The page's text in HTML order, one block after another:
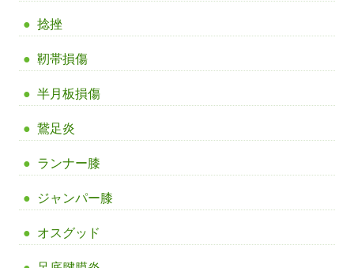
捻挫
靭帯損傷
半月板損傷
鵞足炎
ランナー膝
ジャンパー膝
オスグッド